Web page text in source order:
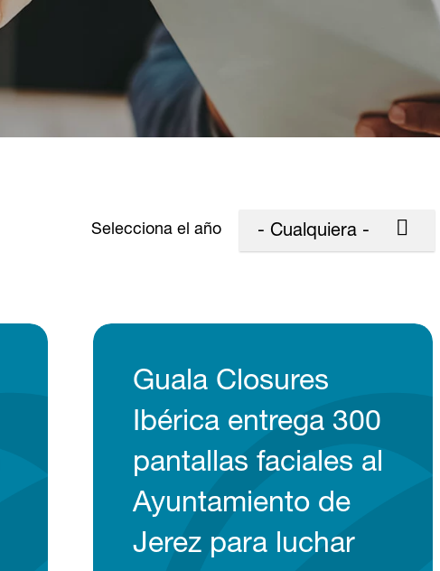
Selecciona el año - Cualquiera -
Guala Closures
Ibérica entrega 300
pantallas faciales al
Ayuntamiento de
Jerez para luchar